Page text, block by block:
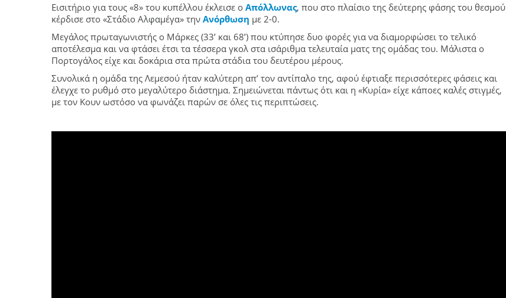
Εισιτήριο για τους «8» του κυπέλλου έκλεισε ο Απόλλωνας, που στο πλαίσιο της δεύτερης φάσης του θεσμού
κέρδισε στο «Στάδιο Αλφαμέγα» την Ανόρθωση με 2-0.
Μεγάλος πρωταγωνιστής ο Μάρκες (33’ και 68’) που κτύπησε δυο φορές για να διαμορφώσει το τελικό
αποτέλεσμα και να φτάσει έτσι τα τέσσερα γκολ στα ισάριθμα τελευταία ματς της ομάδας του. Μάλιστα ο
Πορτογάλος είχε και δοκάρια στα πρώτα στάδια του δευτέρου μέρους.
Συνολικά η ομάδα της Λεμεσού ήταν καλύτερη απ’ τον αντίπαλο της, αφού έφτιαξε περισσότερες φάσεις και
έλεγχε το ρυθμό στο μεγαλύτερο διάστημα. Σημειώνεται πάντως ότι και η «Κυρία» είχε κάποες καλές στιγμές,
με τον Κουν ωστόσο να φωνάζει παρών σε όλες τις περιπτώσεις.